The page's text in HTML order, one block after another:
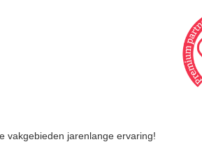
vakgebieden jarenlange ervaring!